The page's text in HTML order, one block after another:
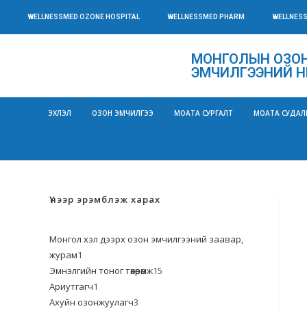
WELLNESSMED OZONE HOSPITAL WELLNESSMED PHARM
МОНГОЛЫН
ЭМЧИЛГЭЭНИЙ
ЭХЛЭЛ ОЗОН ЭМЧИЛГЭЭ МОАТА СУРГАЛТ МОАТА
Үнээр эрэмблэж харах
Монгол хэл дээрх озон эмчилгээний заавар,
журам1
Эмнэлгийн тоног төхөөрөмж15
Ариутгагч1
Ахуйн озонжуулагч3